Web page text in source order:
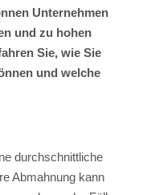
Unternehmen
und zu hohen
Sie, wie Sie
und welche
durchschnittliche
Abmahnung kann